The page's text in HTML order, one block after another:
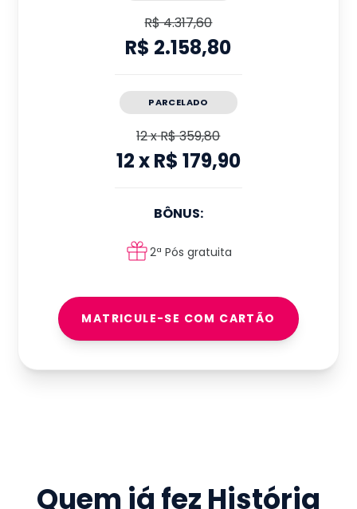
R$ 4.317,60
R$ 2.158,80
PARCELADO
12xR$ 359,80
12xR$ 179,90
BÔNUS:
2ª Pós gratuita
MATRICULE-SE COM CARTÃO
Quem já fez História